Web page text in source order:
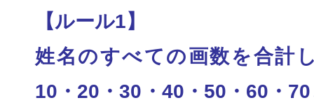
【ルール1】
姓名のすべての画数を合計
10・20・30・ 40・50・60・